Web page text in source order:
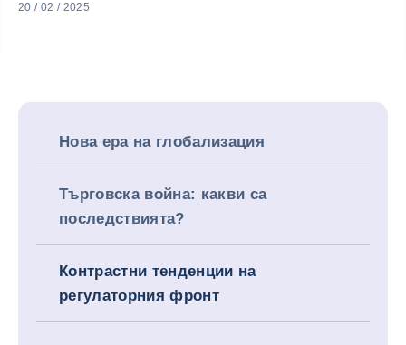
20 / 02 / 2025
Нова ера на глобализация
Търговска война: какви са
последствията?
Контрастни тенденции на
регулаторния фронт